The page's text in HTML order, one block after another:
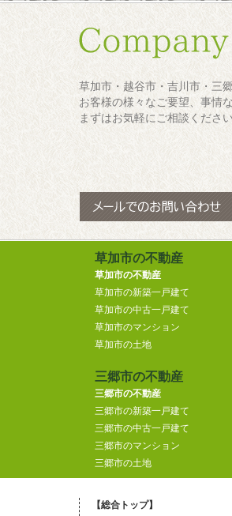
草加市・越谷市・吉川市・三
お客様の様々なご要望、事情
まずはお気軽にご相談ください
草加市の不動産
草加市の不動産
草加市の新築一戸建て
草加市の中古一戸建て
草加市のマンション
草加市の土地
三郷市の不動産
三郷市の不動産
三郷市の新築一戸建て
三郷市の中古一戸建て
三郷市のマンション
三郷市の土地
【総合トップ】